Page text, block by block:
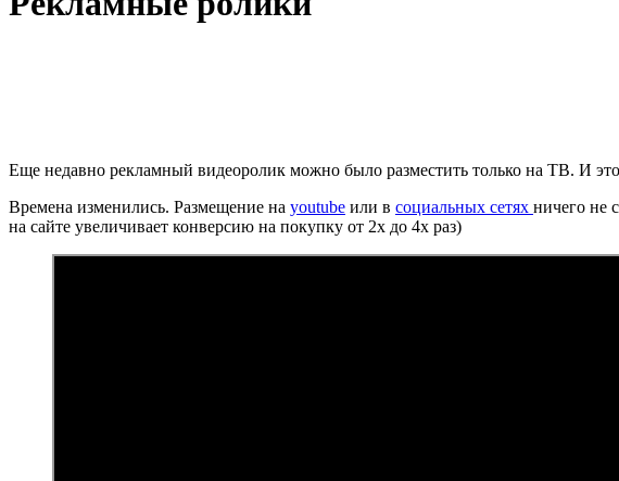
Еще недавно рекламный видеоролик можно было разместить только на ТВ. И
Времена изменились. Размещение на youtube или в социальных сетях ничего не
на сайте увеличивает конверсию на покупку от 2х до 4х раз)